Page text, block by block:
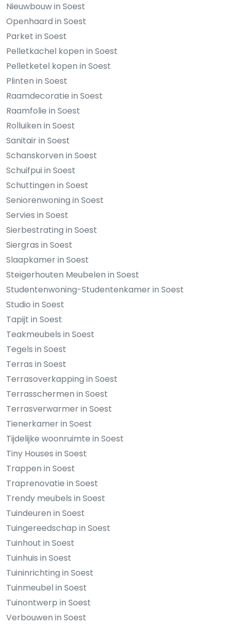
Nieuwbouw in Soest
Openhaard in Soest
Parket in Soest
Pelletkachel kopen in Soest
Pelletketel kopen in Soest
Plinten in Soest
Raamdecoratie in Soest
Raamfolie in Soest
Rolluiken in Soest
Sanitair in Soest
Schanskorven in Soest
Schuifpui in Soest
Schuttingen in Soest
Seniorenwoning in Soest
Servies in Soest
Sierbestrating in Soest
Siergras in Soest
Slaapkamer in Soest
Steigerhouten Meubelen in Soest
Studentenwoning-Studentenkamer in Soest
Studio in Soest
Tapijt in Soest
Teakmeubels in Soest
Tegels in Soest
Terras in Soest
Terrasoverkapping in Soest
Terrasschermen in Soest
Terrasverwarmer in Soest
Tienerkamer in Soest
Tijdelijke woonruimte in Soest
Tiny Houses in Soest
Trappen in Soest
Traprenovatie in Soest
Trendy meubels in Soest
Tuindeuren in Soest
Tuingereedschap in Soest
Tuinhout in Soest
Tuinhuis in Soest
Tuininrichting in Soest
Tuinmeubel in Soest
Tuinontwerp in Soest
Verbouwen in Soest